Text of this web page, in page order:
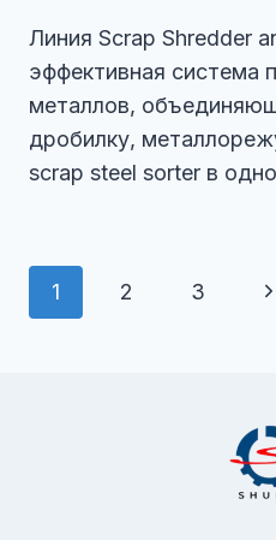
Линия Scrap Shredder
эффективная система
металлов,
дробилку,
scrap steel sorter в
Навигация
По
1 2 3